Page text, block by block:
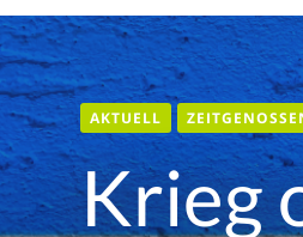
Magazin
Literatur
und
Zeitgenossenschaft
AKTUELL
Krieg